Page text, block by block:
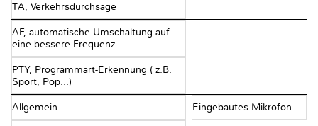
TA, Verkehrsdurchsage
AF, automatische Umschaltung auf
eine bessere Frequenz
PTY, Programmart-Erkennung ( z.B.
Sport, Pop...)
Allgemein Eingebautes Mikrofon